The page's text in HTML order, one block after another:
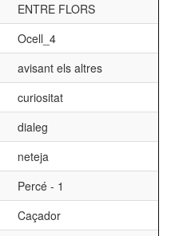
ENTRE FLORS
Ocell_4
avisant els altres
curiositat
dialeg
neteja
Percé - 1
Caçador